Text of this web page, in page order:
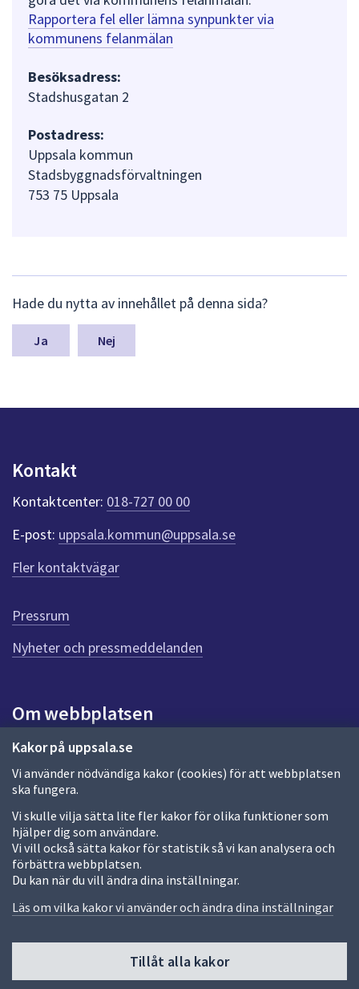
Kakor på uppsala.se
Vi använder nödvändiga kakor (cookies) för att webbplatsen
ska fungera.
Vi skulle vilja sätta lite fler kakor för olika funktioner som
hjälper dig som användare.
Vi vill också sätta kakor för statistik så vi kan analysera och
förbättra webbplatsen.
Du kan när du vill ändra dina inställningar.
Läs om vilka kakor vi använder och ändra dina inställningar
Tillåt alla kakor
Rapportera fel eller lämna synpunkter via
kommunens felanmälan
Besöksadress:
Stadshusgatan 2
Postadress:
Uppsala kommun
Stadsbyggnadsförvaltningen
753 75 Uppsala
ä
m
a
n
k
e
r
f
ö
r
e
n
n
a
d
a
Hade du nytta av innehållet på denna sida?
Nej
Kontakt
Kontaktcenter: 018-727 00 00
E-post: uppsala.kommun@uppsala.se
Fler kontaktvägar
Pressrum
Nyheter och pressmeddelanden
Om webbplatsen
Om webbplatsen
Allmänna handlingar och diarium
Behandling av personuppgifter
Kakor
Språk (other languages)
Tillgänglighetsredogörelse
Fler sätt att följa oss